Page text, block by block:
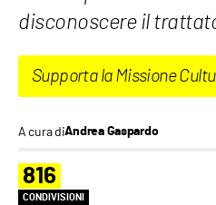
disconoscere il
Supporta la Missione
A cura diAndrea Gaspardo
816
CONDIVISIONI